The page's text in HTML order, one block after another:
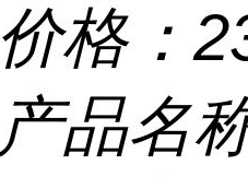
价格：
产品名